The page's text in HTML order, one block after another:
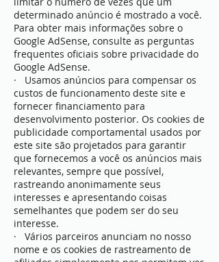
determinado anúncio é mostrado a você.
Para obter mais informações sobre o
Google AdSense, consulte as perguntas
frequentes oficiais sobre privacidade do
Google AdSense.
· Usamos anúncios para compensar os
custos de funcionamento deste site e
fornecer financiamento para
desenvolvimento posterior. Os cookies de
publicidade comportamental usados ​​por
este site são projetados para garantir
que fornecemos a você os anúncios mais
relevantes, sempre que possível,
rastreando anonimamente seus
interesses e apresentando coisas
semelhantes que podem ser do seu
interesse.
· Vários parceiros anunciam no nosso
nome e os cookies de rastreamento de